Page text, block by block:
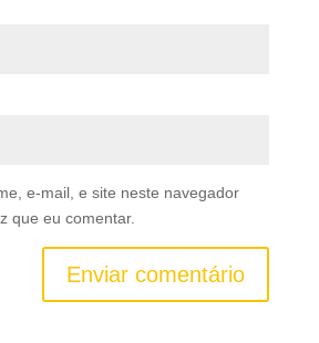
e-mail, e site neste navegador
que eu comentar.